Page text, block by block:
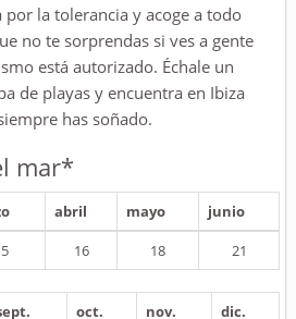
por la tolerancia y acoge a todo
no te sorprendas si ves a gente
está autorizado. Échale un
de playas y encuentra en Ibiza
has soñado.
mar*
abril mayo
junio
16 18 21
oct. nov.
dic.